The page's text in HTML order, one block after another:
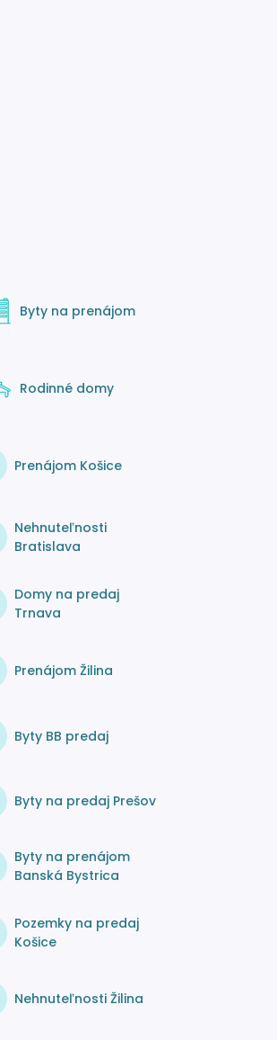
Byty na prenájom
Rodinné domy
Prenájom Košice
Nehnuteľnosti
Bratislava
Domy na predaj
Trnava
Prenájom Žilina
Byty BB predaj
Byty na predaj Prešov
Byty na prenájom
Banská Bystrica
Pozemky na predaj
Košice
Nehnuteľnosti Žilina